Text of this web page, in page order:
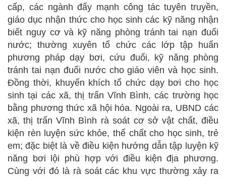
cấp, các ngành đẩy mạnh công tác tuyên truyền,
giáo dục nhận thức cho học sinh các kỹ năng nhận
biết nguy cơ và kỹ năng phòng tránh tai nạn đuối
nước; thường xuyên tổ chức các lớp tập huấn
phương pháp dạy bơi, cứu đuối, kỹ năng phòng
tránh tai nạn đuối nước cho giáo viên và học sinh.
Đồng thời, khuyến khích tổ chức dạy bơi cho học
sinh tại các xã, thị trấn Vĩnh Bình, các trường học
bằng phương thức xã hội hóa. Ngoài ra, UBND các
xã, thị trấn Vĩnh Bình rà soát cơ sở vật chất, điều
kiện rèn luyện sức khỏe, thể chất cho học sinh, trẻ
em; đặc biệt là về điều kiện hướng dẫn tập luyện kỹ
năng bơi lội phù hợp với điều kiện địa phương.
Cùng với đó là rà soát các khu vực thường xảy ra